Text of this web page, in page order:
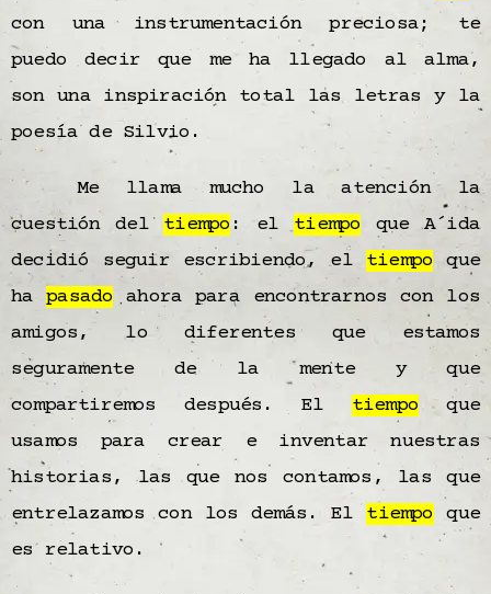
con una instrumentación preciosa; te
puedo decir que me ha llegado al alma,
son una inspiración total las letras y la
poesía de Silvio.
Me llama mucho la atención la
cuestión del tiempo : eltiempo que A´ida
decidió seguir escribiendo, el tiempo que
hapasado ahora para encontrarnos con los
amigos, lo diferentes que estamos
seguramente de la mente y que
compartiremos después. El tiempo que
usamos para crear e inventar nuestras
historias, las que nos contamos, las que
entrelazamos con los demás. El tiempo que
es relativo.